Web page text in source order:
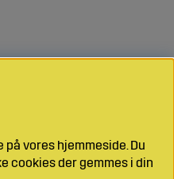
vores hjemmeside. Du
cookies der gemmes i din